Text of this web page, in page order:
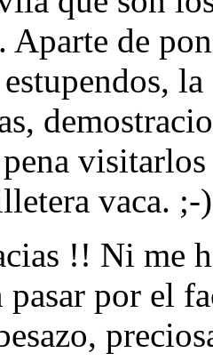
Aparte de
vaca. ;-)
!! Ni me
pasar por el